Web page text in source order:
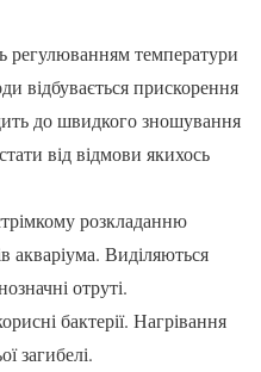
регулюванням температури
відбувається прискорення
до швидкого зношування
від відмови якихось
розкладанню
акваріума. Виділяються
отруті.
бактерії. Нагрівання
загибелі.